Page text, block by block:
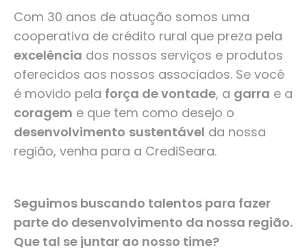
Com 30 anos de atuação somos uma
cooperativa de crédito rural que preza pela
excelência dos nossos serviços e produtos
oferecidos aos nossos associados. Se você
é movido pela força de vontade, a garra e a
coragem e que tem como desejo o
desenvolvimento sustentável da nossa
região, venha para a CrediSeara.
Seguimos buscando talentos para fazer
parte do desenvolvimento da nossa região.
Que tal se juntar ao nosso time?